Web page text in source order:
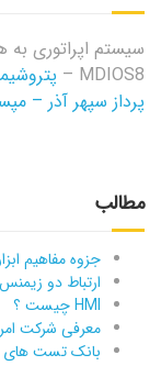
سیستم اپراتوری به
MDIOS8 –
پرداز سپهر آذر –
مطالب
جزوه مفاهیم
ارتباط دو زیمنس 1200 از طریق شبکه مدباس
HMI چیست ؟
معرفی شرکت
بانک تست های PLC زیمنس